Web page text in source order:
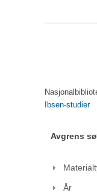
Ibsen-studier
Avgrens
År